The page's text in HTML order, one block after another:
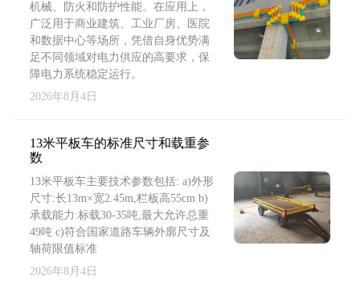
机械、防火和防护性能。在应用上，
广泛用于商业建筑、工业厂房、医院
和数据中心等场所，凭借自身优势满
足不同领域对电力供应的高要求，保
障电力系统稳定运行。
2026年8月4日
13米平板车的标准尺寸和载重参
数
13米平板车主要技术参数包括: a)外形
尺寸:长13m×宽2.45m,栏板高55cm b)
承载能力:标载30-35吨,最大允许总重
49吨 c)符合国家道路车辆外廓尺寸及
轴荷限值标准
2026年8月4日